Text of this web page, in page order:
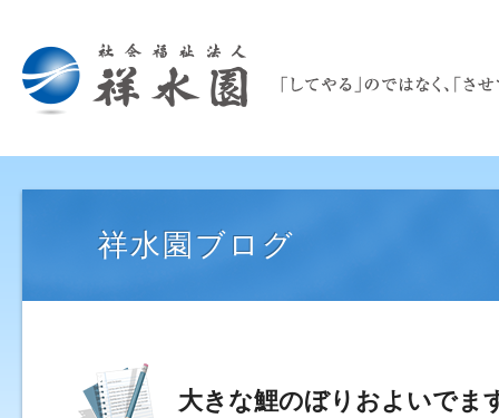
祥水園ブログ
大きな鯉のぼりおよいで